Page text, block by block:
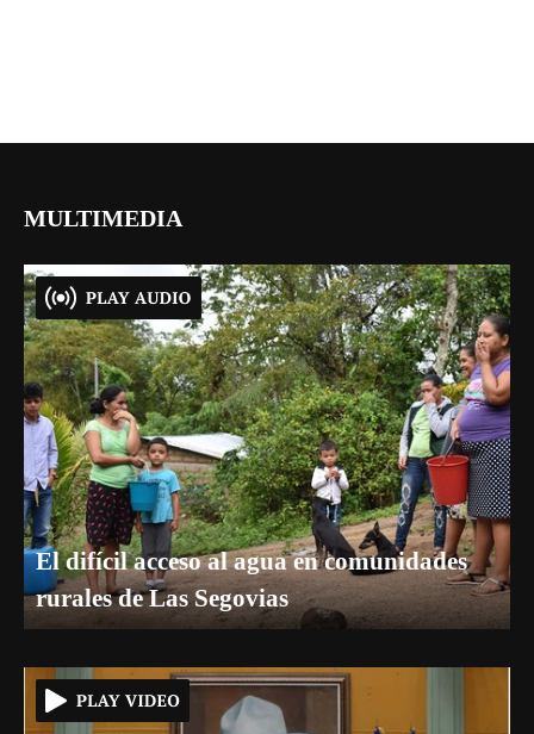
MULTIMEDIA
El difícil acceso al agua en comunidades
rurales de Las Segovias